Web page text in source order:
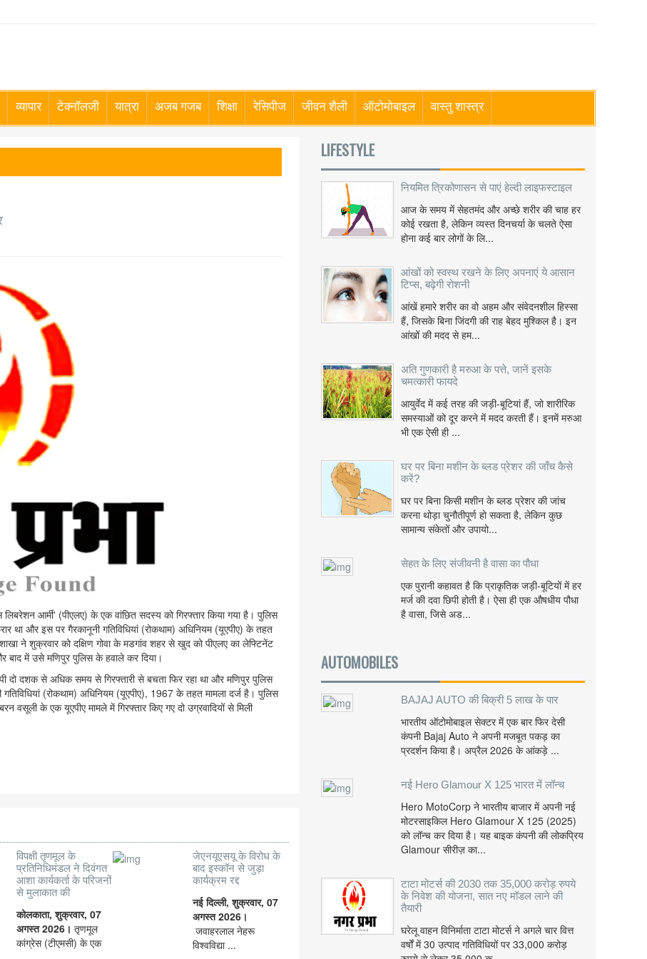
व्यापार टेक्नॉलजी यात्रा अजब गजब शिक्षा रेसिपीज जीवन शैली ऑटोमोबाइल वास्तु शास्त्र
लिबरेशन आर्मी' (पीएलए) के एक वांछित सदस्य को गिरफ्तार किया गया है। पुलिस
था और इस पर गैरकानूनी गतिविधियां (रोकथाम) अधिनियम (यूएपीए) के तहत
ने शुक्रवार को दक्षिण गोवा के मडगांव शहर से खुद को पीएलए का लेफ्टिनेंट
बाद में उसे मणिपुर पुलिस के हवाले कर दिया।
दो दशक से अधिक समय से गिरफ्तारी से बचता फिर रहा था और मणिपुर पुलिस
(रोकथाम) अधिनियम (यूएपीए), 1967 के तहत मामला दर्ज है। पुलिस
वसूली के एक यूएपीए मामले में गिरफ्तार किए गए दो उग्रवादियों से मिली
विपक्षी तृणमूल के
प्रतिनिधिमंडल ने दिवंगत
आशा कार्यकर्ता के परिजनों
से मुलाकात की
कोलकाता, शुक्रवार, 07
अगस्त 2026।तृणमूल
कांग्रेस (टीएमसी) के एक
जेएनयूएसयू के विरोध के
बाद इस्कॉन से जुड़ा
कार्यक्रम रद्द
नई दिल्ली, शुक्रवार, 07
अगस्त 2026।
जवाहरलाल नेहरू
विश्वविद्या ...
LIFESTYLE
नियमित त्रिकोणासन से पाएं हेल्दी लाइफस्टाइल
आज के समय में सेहतमंद और अच्छे शरीर की चाह हर
कोई रखता है, लेकिन व्यस्त दिनचर्या के चलते ऐसा
होना कई बार लोगों के लि...
आंखों को स्वस्थ रखने के लिए अपनाएं ये आसान
टिप्स, बढ़ेगी रोशनी
आंखें हमारे शरीर का वो अहम और संवेदनशील हिस्सा
हैं, जिसके बिना जिंदगी की राह बेहद मुश्किल है। इन
आंखों की मदद से हम...
अति गुणकारी है मरुआ के पत्ते, जानें इसके
चमत्कारी फायदे
आयुर्वेद में कई तरह की जड़ी-बूटियां हैं, जो शारीरिक
समस्याओं को दूर करने में मदद करती हैं। इनमें मरुआ
भी एक ऐसी ही ...
घर पर बिना मशीन के ब्लड प्रेशर की जाँच कैसे
करें?
घर पर बिना किसी मशीन के ब्लड प्रेशर की जांच
करना थोड़ा चुनौतीपूर्ण हो सकता है, लेकिन कुछ
सामान्य संकेतों और उपायो...
सेहत के लिए संजीवनी है वासा का पौधा
एक पुरानी कहावत है कि प्राकृतिक जड़ी-बूटियों में हर
मर्ज की दवा छिपी होती है। ऐसा ही एक औषधीय पौधा
है वासा, जिसे अड...
AUTOMOBILES
BAJAJ AUTO की बिक्री 5 लाख के पार
भारतीय ऑटोमोबाइल सेक्टर में एक बार फिर देसी
कंपनी Bajaj Auto ने अपनी मजबूत पकड़ का
प्रदर्शन किया है। अप्रैल 2026 के आंकड़े ...
नई Hero Glamour X 125 भारत में लॉन्च
Hero MotoCorp ने भारतीय बाजार में अपनी नई
मोटरसाइकिल Hero Glamour X 125 (2025)
को लॉन्च कर दिया है। यह बाइक कंपनी की लोकप्रिय
Glamour सीरीज़ का...
टाटा मोटर्स की 2030 तक 35,000 करोड़ रुपये
के निवेश की योजना, सात नए मॉडल लाने की
तैयारी
घरेलू वाहन विनिर्माता टाटा मोटर्स ने अगले चार वित्त
वर्षों में 30 उत्पाद गतिविधियों पर 33,000 करोड़